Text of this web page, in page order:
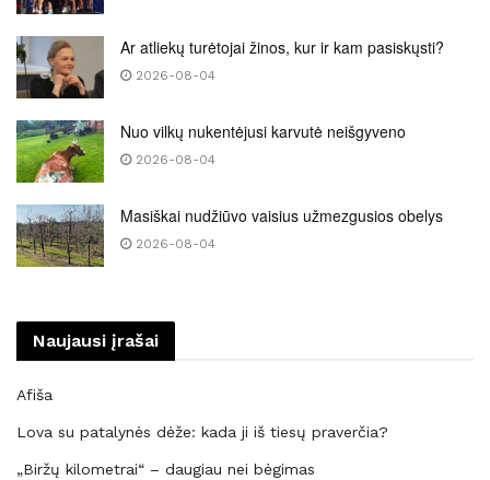
Ar atliekų turėtojai žinos, kur ir kam pasiskųsti?
2026-08-04
Nuo vilkų nukentėjusi karvutė neišgyveno
2026-08-04
Masiškai nudžiūvo vaisius užmezgusios obelys
2026-08-04
Naujausi įrašai
Afiša
Lova su patalynės dėže: kada ji iš tiesų praverčia?
„Biržų kilometrai“ – daugiau nei bėgimas